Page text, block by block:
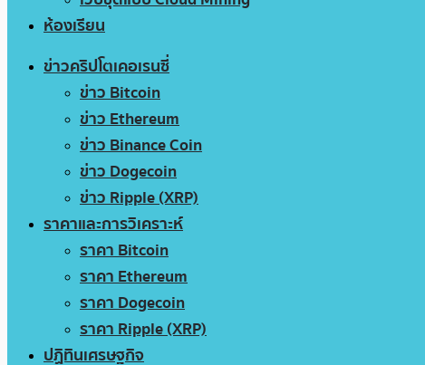
ห้องเรียน
ข่าวคริปโตเคอเรนซี่
ข่าว Bitcoin
ข่าว Ethereum
ข่าว Binance Coin
ข่าว Dogecoin
ข่าว Ripple (XRP)
ราคาและการวิเคราะห์
ราคา Bitcoin
ราคา Ethereum
ราคา Dogecoin
ราคา Ripple (XRP)
ปฏิทินเศรษฐกิจ